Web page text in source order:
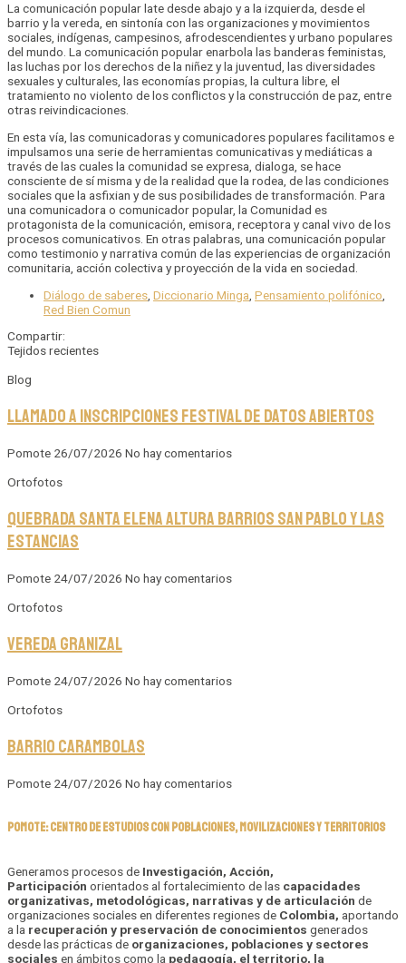
La comunicación popular late desde abajo y a la izquierda, desde el
barrio y la vereda, en sintonía con las organizaciones y movimientos
sociales, indígenas, campesinos, afrodescendientes y urbano populares
del mundo. La comunicación popular enarbola las banderas feministas,
las luchas por los derechos de la niñez y la juventud, las diversidades
sexuales y culturales, las economías propias, la cultura libre, el
tratamiento no violento de los conflictos y la construcción de paz, entre
otras reivindicaciones.
En esta vía, las comunicadoras y comunicadores populares facilitamos e
impulsamos una serie de herramientas comunicativas y mediáticas a
través de las cuales la comunidad se expresa, dialoga, se hace
consciente de sí misma y de la realidad que la rodea, de las condiciones
sociales que la asfixian y de sus posibilidades de transformación. Para
una comunicadora o comunicador popular, la Comunidad es
protagonista de la comunicación, emisora, receptora y canal vivo de los
procesos comunicativos. En otras palabras, una comunicación popular
como testimonio y narrativa común de las experiencias de organización
comunitaria, acción colectiva y proyección de la vida en sociedad.
Diálogo de saberes Diccionario Minga Pensamiento polifónico
Red Bien Comun
Compartir:
Tejidos recientes
Blog
Llamado a inscripciones Festival de Datos Abiertos
Pomote 26/07/2026 No hay comentarios
Ortofotos
Quebrada Santa Elena altura barrios San Pablo y Las
Estancias
Pomote 24/07/2026 No hay comentarios
Ortofotos
Vereda Granizal
Pomote 24/07/2026 No hay comentarios
Ortofotos
Barrio Carambolas
Pomote 24/07/2026 No hay comentarios
POMOTE: CENTRO DE ESTUDIOS CON POBLACIONES, MOVILIZACIONES Y TERRITORIOS
Generamos procesos de Investigación, Acción,
Participación orientados al fortalecimiento de las capacidades
organizativas, metodológicas, narrativas y de articulación de
organizaciones sociales en diferentes regiones de Colombia, aportando
a la recuperación y preservación de conocimientos generados
desde las prácticas de organizaciones, poblaciones y sectores
sociales en ámbitos como la pedagogía, el territorio, la